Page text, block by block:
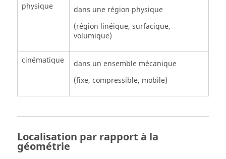
physique
dans une région physique
(région linéique, surfacique,
volumique)
cinématique
dans un ensemble mécanique
(fixe, compressible, mobile)
Localisation par rapport à la
géométrie